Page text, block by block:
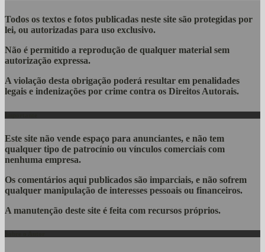
Todos os textos e fotos publicadas neste site são protegidas por
lei, ou autorizadas para uso exclusivo.
Não é permitido a reprodução de qualquer material sem
autorização expressa.
A violação desta obrigação poderá resultar em penalidades
legais e indenizações por crime contra os Direitos Autorais.
Este site não vende espaço para anunciantes, e não tem
qualquer tipo de patrocínio ou vínculos comerciais com
nenhuma empresa.
Os comentários aqui publicados são imparciais, e não sofrem
qualquer manipulação de interesses pessoais ou financeiros.
A manutenção deste site é feita com recursos próprios.